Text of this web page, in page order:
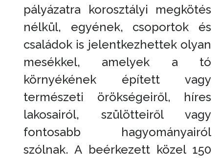
pályázatra korosztályi megkötés
nélkül, egyének, csoportok és
családok is jelentkezhettek olyan
mesékkel, amelyek a tó
környékének épített vagy
természeti örökségeiről, híres
lakosairól, szülötteiről vagy
fontosabb hagyományairól
szólnak. A beérkezett közel 150